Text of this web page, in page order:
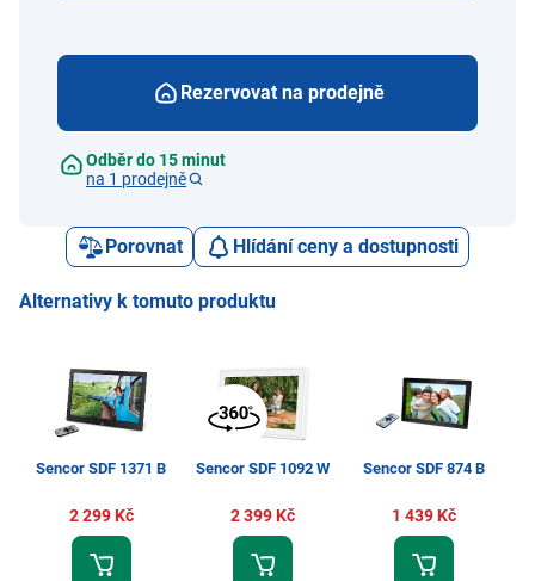
Rezervovat na prodejně
Odběr do 15 minut
na 1 prodejně
Porovnat Hlídání ceny a dostupnosti
Alternativy k tomuto produktu
Sencor SDF 1371 B
2 299 Kč
Sencor SDF 1092 W
2 399 Kč
Sencor SDF 874 B
1 439 Kč